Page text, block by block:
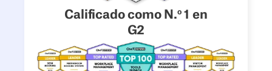
Calificado como N.º 1 en
G2